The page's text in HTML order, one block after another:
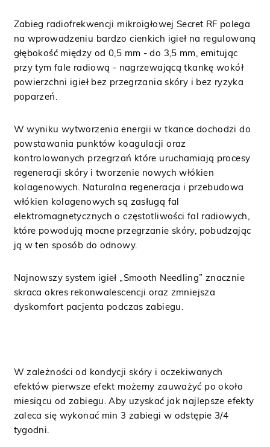
Zabieg radiofrekwencji mikroigłowej Secret RF polega
na wprowadzeniu bardzo cienkich igieł na regulowaną
głębokość między od 0,5 mm - do 3,5 mm, emitując
przy tym fale radiową - nagrzewającą tkankę wokół
powierzchni igieł bez przegrzania skóry i bez ryzyka
poparzeń.
W wyniku wytworzenia energii w tkance dochodzi do
powstawania punktów koagulacji oraz
kontrolowanych przegrzań które uruchamiają procesy
regeneracji skóry i tworzenie nowych włókien
kolagenowych. Naturalna regeneracja i przebudowa
włókien kolagenowych są zasługą fal
elektromagnetycznych o częstotliwości fal radiowych,
które powodują mocne przegrzanie skóry, pobudzając
ją w ten sposób do odnowy.
Najnowszy system igieł „Smooth Needling” znacznie
skraca okres rekonwalescencji oraz zmniejsza
dyskomfort pacjenta podczas zabiegu.
W zależności od kondycji skóry i oczekiwanych
efektów pierwsze efekt możemy zauważyć po około
miesiącu od zabiegu. Aby uzyskać jak najlepsze efekty
zaleca się wykonać min 3 zabiegi w odstępie 3/4
tygodni.